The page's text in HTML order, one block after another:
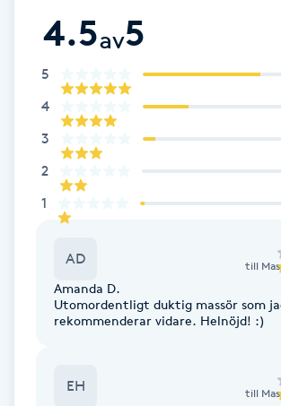
Friskvårdsmassage
Frisör
Funktionsanalys
Färgning
Gel naglar
4.5av5
5
4
3
2
1
AD till
Amanda D.
Utomordentligt duktig massör som
rekommenderar vidare. Helnöjd! :)
EH till